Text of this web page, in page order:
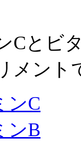
Cとビ
メント
ンC
ンB